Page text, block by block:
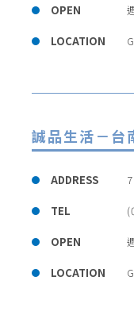
OPEN
LOCATION
誠品生活－台
ADDRESS
TEL
OPEN
LOCATION